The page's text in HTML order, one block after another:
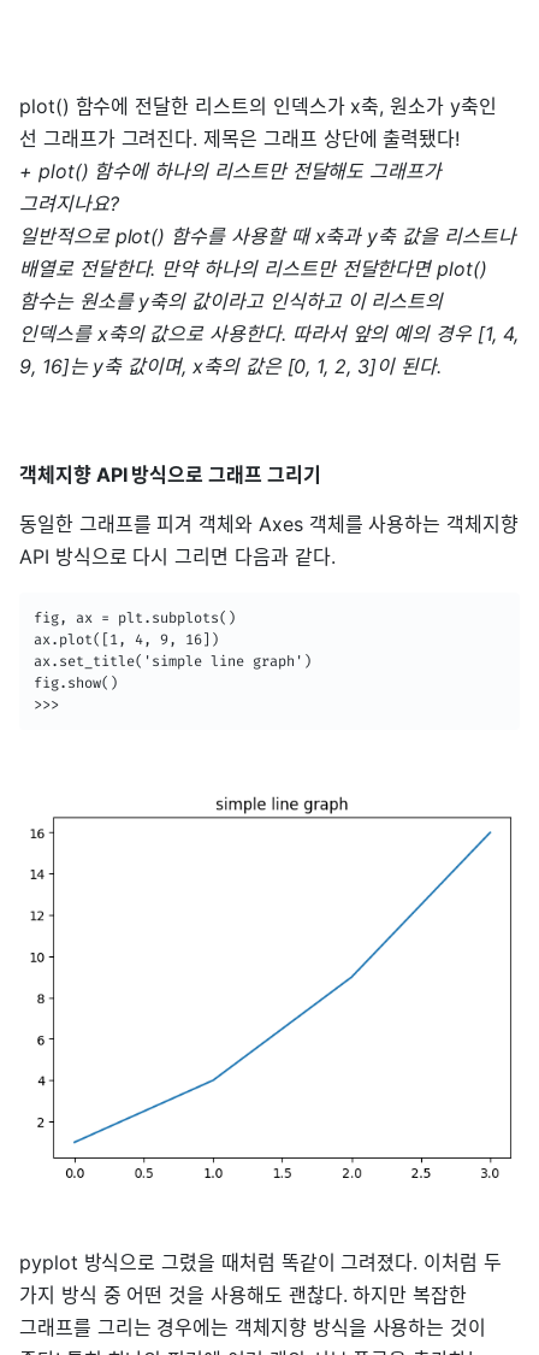
plot() 함수에 전달한 리스트의 인덱스가 x축, 원소가 y축인
선 그래프가 그려진다. 제목은 그래프 상단에 출력됐다!
+ plot() 함수에 하나의 리스트만 전달해도 그래프가
그려지나요?
일반적으로 plot() 함수를 사용할 때 x축과 y축 값을 리스트나
배열로 전달한다. 만약 하나의 리스트만 전달한다면 plot()
함수는 원소를 y축의 값이라고 인식하고 이 리스트의
인덱스를 x축의 값으로 사용한다. 따라서 앞의 예의 경우 [1, 4,
9, 16]는 y축 값이며, x축의 값은 [0, 1, 2, 3]이 된다.
객체지향 API 방식으로 그래프 그리기
동일한 그래프를 피겨 객체와 Axes 객체를 사용하는 객체지향
API 방식으로 다시 그리면 다음과 같다.
fig, ax = plt.subplots()
ax.plot([1, 4, 9, 16])
ax.set_title('simple line graph')
fig.show()
>>>
pyplot 방식으로 그렸을 때처럼 똑같이 그려졌다. 이처럼 두
가지 방식 중 어떤 것을 사용해도 괜찮다. 하지만 복잡한
그래프를 그리는 경우에는 객체지향 방식을 사용하는 것이